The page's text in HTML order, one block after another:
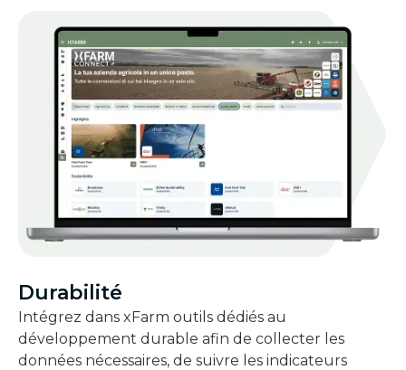
Durabilité
Intégrez dans xFarm outils dédiés au
développement durable afin de collecter les
données nécessaires, de suivre les indicateurs